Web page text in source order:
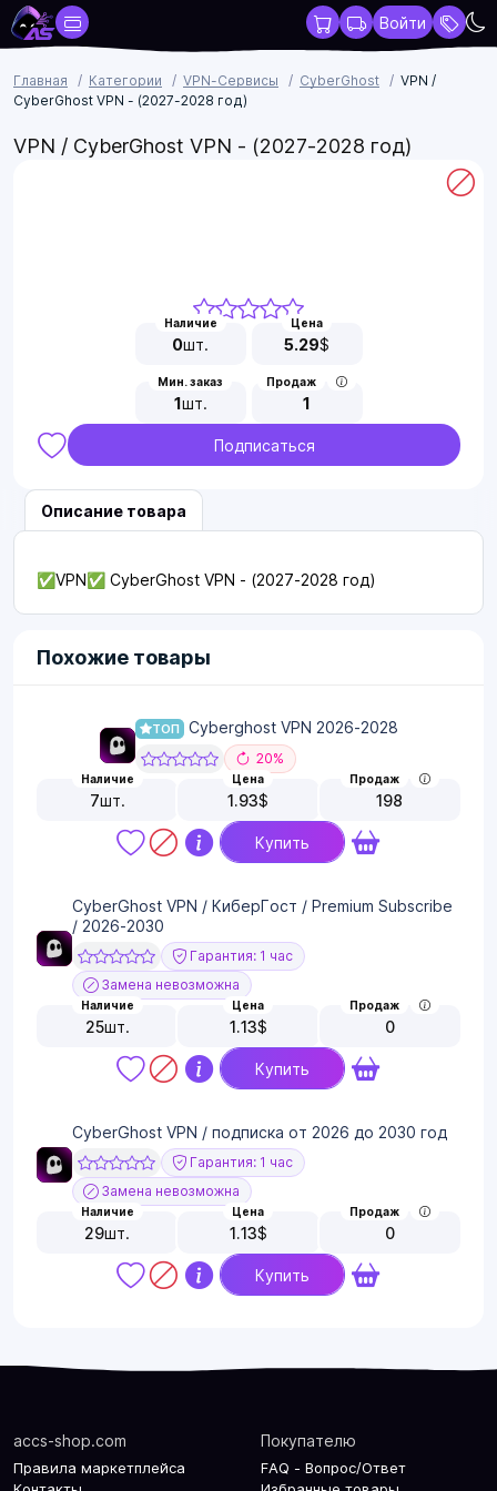
Войти
Главная Категории VPN-Сервисы CyberGhost
VPN /
CyberGhost VPN - (2027-2028 год)
VPN / CyberGhost VPN - (2027-2028 год)
Наличие
0шт.
Цена
5.29$
Мин. заказ
1шт.
Продаж
1
Подписаться
Описание товара
✅VPN✅ CyberGhost VPN - (2027-2028 год)
Похожие товары
ТОП Cyberghost VPN 2026-2028
20%
Наличие
7шт.
Цена
1.93$
Продаж
198
Купить
CyberGhost VPN / КиберГост / Premium Subscribe
/ 2026-2030
Гарантия: 1 час
Замена невозможна
Наличие
25шт.
Цена
1.13$
Продаж
0
Купить
CyberGhost VPN / подписка от 2026 до 2030 год
Гарантия: 1 час
Замена невозможна
Наличие
29шт.
Цена
1.13$
Продаж
0
Купить
accs-shop.com
Правила маркетплейса
Покупателю
FAQ - Вопрос/Ответ